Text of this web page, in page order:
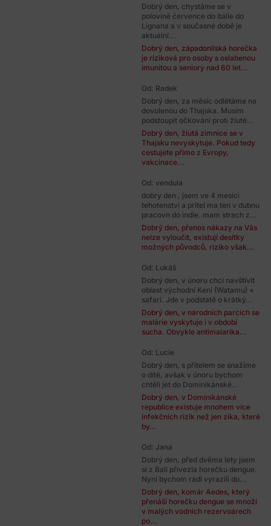
Dobrý den, chystáme se v
polovině července do Itálie do
Lignana a v současné době je
aktuální...
Dobrý den, západonilská horečka
je riziková pro osoby s oslabenou
imunitou a seniory nad 60 let...
Od: Radek
Dobrý den, za měsíc odlétáme na
dovolenou do Thajska. Musím
podstoupit očkování proti žluté...
Dobrý den, žlutá zimnice se v
Thajsku nevyskytuje. Pokud tedy
cestujete přímo z Evropy,
vakcinace...
Od: vendula
dobry den , jsem ve 4 mesici
tehotenstvi a pritel ma ten v dubnu
pracovn do indie. mam strach z...
Dobrý den, přenos nákazy na Vás
nelze vyloučit, existují desítky
možných původců, riziko však...
Od: Lukáš
Dobrý den, v únoru chci navštívit
oblast východní Keni (Watamu) +
safari. Jde v podstatě o krátký...
Dobrý den, v národních parcích se
malárie vyskytuje i v období
sucha. Obvykle antimalarika...
Od: Lucie
Dobrý den, s přítelem se snažíme
o dítě, avšak v únoru bychom
chtěli jet do Dominikánské...
Dobrý den, v Dominikánské
republice existuje mnohem více
infekčních rizik než jen zika, které
by...
Od: Jana
Dobrý den, před dvěma lety jsem
si z Bali přivezla horečku dengue.
Nyní bychom rádi vyrazili do...
Dobrý den, komár Aedes, který
přenáší horečku dengue se množí
v malých vodních rezervoárech
po...